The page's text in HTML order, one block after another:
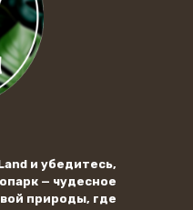
и убедитесь,
— чудесное
природы, где